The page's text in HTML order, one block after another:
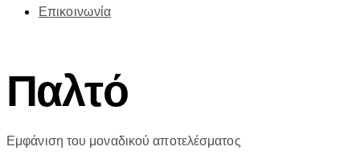
Επικοινωνία
Παλτό
Εμφάνιση του μοναδικού αποτελέσματος